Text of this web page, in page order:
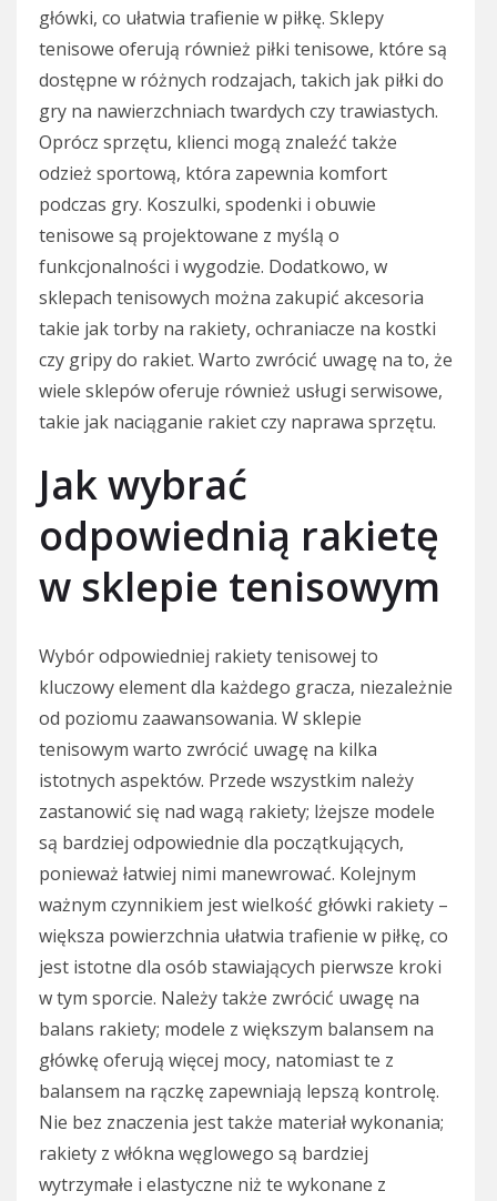
główki, co ułatwia trafienie w piłkę. Sklepy
tenisowe oferują również piłki tenisowe, które są
dostępne w różnych rodzajach, takich jak piłki do
gry na nawierzchniach twardych czy trawiastych.
Oprócz sprzętu, klienci mogą znaleźć także
odzież sportową, która zapewnia komfort
podczas gry. Koszulki, spodenki i obuwie
tenisowe są projektowane z myślą o
funkcjonalności i wygodzie. Dodatkowo, w
sklepach tenisowych można zakupić akcesoria
takie jak torby na rakiety, ochraniacze na kostki
czy gripy do rakiet. Warto zwrócić uwagę na to, że
wiele sklepów oferuje również usługi serwisowe,
takie jak naciąganie rakiet czy naprawa sprzętu.
Jak wybrać
odpowiednią rakietę
w sklepie tenisowym
Wybór odpowiedniej rakiety tenisowej to
kluczowy element dla każdego gracza, niezależnie
od poziomu zaawansowania. W sklepie
tenisowym warto zwrócić uwagę na kilka
istotnych aspektów. Przede wszystkim należy
zastanowić się nad wagą rakiety; lżejsze modele
są bardziej odpowiednie dla początkujących,
ponieważ łatwiej nimi manewrować. Kolejnym
ważnym czynnikiem jest wielkość główki rakiety –
większa powierzchnia ułatwia trafienie w piłkę, co
jest istotne dla osób stawiających pierwsze kroki
w tym sporcie. Należy także zwrócić uwagę na
balans rakiety; modele z większym balansem na
główkę oferują więcej mocy, natomiast te z
balansem na rączkę zapewniają lepszą kontrolę.
Nie bez znaczenia jest także materiał wykonania;
rakiety z włókna węglowego są bardziej
wytrzymałe i elastyczne niż te wykonane z